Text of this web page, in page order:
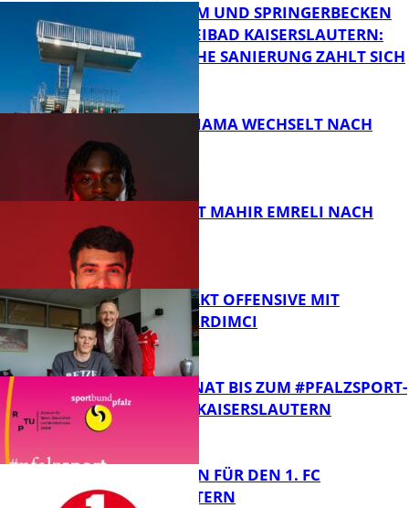
FB Gesundheit
SPRUNGTURM UND SPRINGERBECKEN
IM WARMFREIBAD KAISERSLAUTERN:
ERFOLGREICHE SANIERUNG ZAHLT SICH
AUS
DICKSON ABIAMA WECHSELT NACH
ESSEN
FB News
FCK VERLEIHT MAHIR EMRELI NACH
RAKÓW
FCK VERSTÄRKT OFFENSIVE MIT
ERENCAN YARDIMCI
NOCH 1 MONAT BIS ZUM #PFALZSPORT-
FESTIVAL IN KAISERSLAUTERN
GELDSTRAFEN FÜR DEN 1. FC
KAISERSLAUTERN